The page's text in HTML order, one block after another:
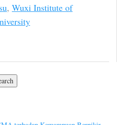
, Wuxi Institute of